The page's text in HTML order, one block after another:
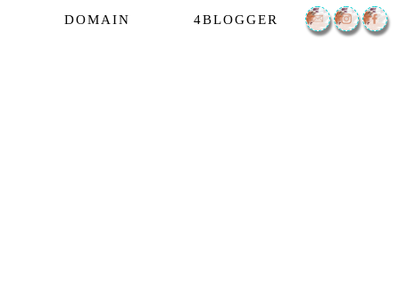
DOMAIN 4BLOGGER